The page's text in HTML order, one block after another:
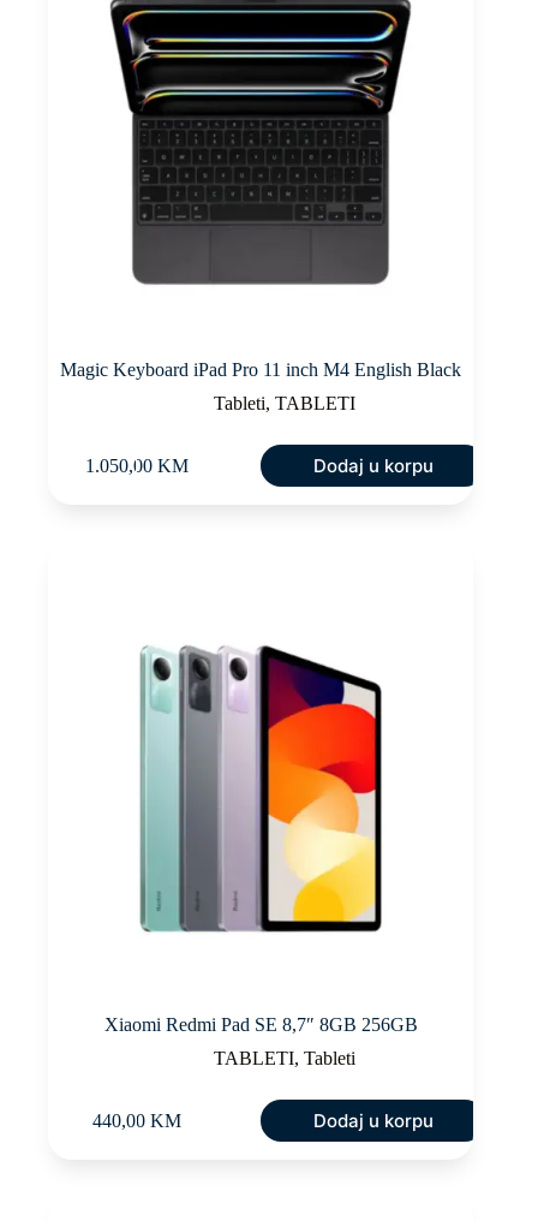
Magic Keyboard iPad Pro 11 inch M4 English Black
Tableti,TABLETI
1.050,00 KM Dodaj u korpu
Xiaomi Redmi Pad SE 8,7″ 8GB 256GB
TABLETI,Tableti
440,00 KM Dodaj u korpu